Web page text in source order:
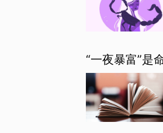
“一夜暴富”是